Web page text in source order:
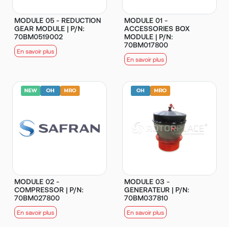
MODULE 05 - REDUCTION
GEAR MODULE | P/N:
70BM0519002
En savoir plus
MODULE 01 -
ACCESSORIES BOX
MODULE | P/N:
70BM017800
En savoir plus
MODULE 02 -
COMPRESSOR | P/N:
70BM027800
En savoir plus
MODULE 03 -
GENERATEUR | P/N:
70BM037810
En savoir plus